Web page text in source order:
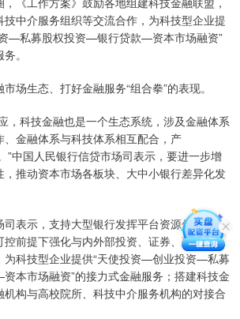
中介服务组织等交流合作，为科技型企业提
—私募股权投资—银行贷款—资本市场融资”
。
场生态、打好金融服务“组合拳”的表现。
，科技金融也是一个生态系统，涉及金融体系
、金融体系与科技体系相互配合，产
”中国人民银行信贷市场司表示，要进一步增
推动资本市场各板块、大中小银行差异化发
表示，支持大型银行发挥平台资源优势，在
前提下强化与内外部投资、证券、融资担
为科技型企业提供“天使投资—创业投资—私募
本市场融资”的接力式金融服务；搭建科技金
构与高校院所、科技中介服务机构的对接合